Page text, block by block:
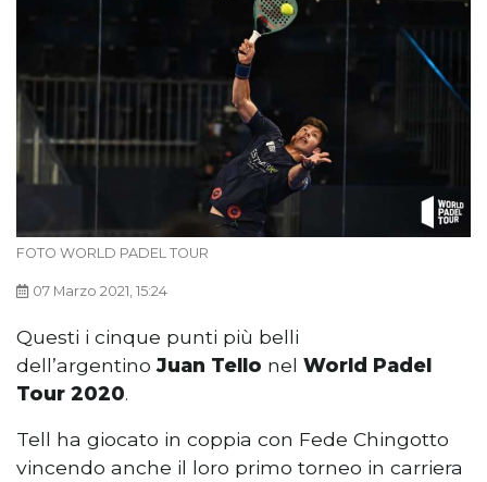
FOTO WORLD PADEL TOUR
07 Marzo 2021, 15:24
Questi i cinque punti più belli
dell’argentinoJuan Tello nel World Padel
Tour 2020.
Tell ha giocato in coppia con Fede Chingotto
vincendo anche il loro primo torneo in carriera